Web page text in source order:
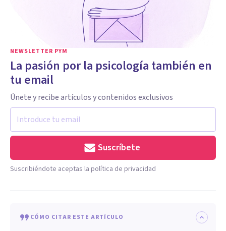
NEWSLETTER PYM
La pasión por la psicología también en
tu email
Únete y recibe artículos y contenidos exclusivos
Suscríbete
Suscribiéndote aceptas la política de privacidad
CÓMO CITAR ESTE ARTÍCULO